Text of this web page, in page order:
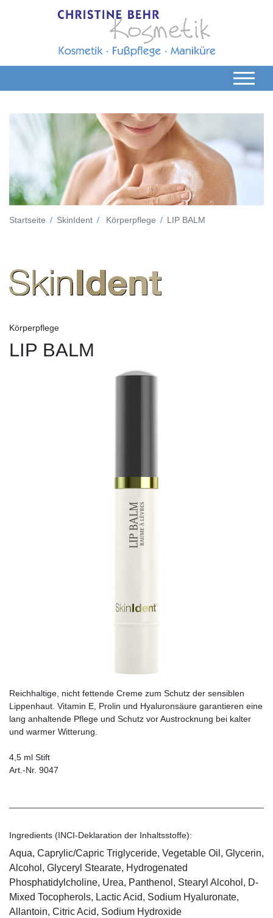
Startseite SkinIdent Körperpflege LIP BALM
Körperpflege
LIP BALM
Reichhaltige, nicht fettende Creme zum Schutz der sensiblen
Lippenhaut. Vitamin E, Prolin und Hyaluronsäure garantieren eine
lang anhaltende Pflege und Schutz vor Austrocknung bei kalter
und warmer Witterung.
4,5 ml Stift
Art.-Nr. 9047
Ingredients (INCI-Deklaration der Inhaltsstoffe):
Aqua, Caprylic/Capric Triglyceride, Vegetable Oil, Glycerin,
Alcohol, Glyceryl Stearate, Hydrogenated
Phosphatidylcholine, Urea, Panthenol, Stearyl Alcohol, D-
Mixed Tocopherols, Lactic Acid, Sodium Hyaluronate,
Allantoin, Citric Acid, Sodium Hydroxide